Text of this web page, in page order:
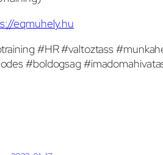
eqmuhely.hu
#HR #valtoztass
#boldogsag